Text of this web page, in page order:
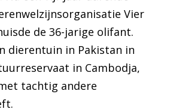
Vier
de 36-jarige olifant.
dierentuin in Pakistan in
in Cambodja,
tachtig andere